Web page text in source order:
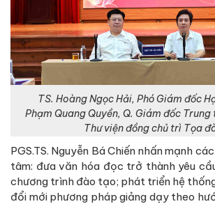
TS. Hoàng Ngọc Hải, Phó Giám đốc
Phạm Quang Quyền, Q. Giám đốc
Thư viện đồng chủ trì Tọa
PGS.TS. Nguyễn Bá Chiến nhấn mạnh
tâm: đưa văn hóa đọc trở thành yêu
chương trình đào tạo; phát triển hệ
đổi mới phương pháp giảng dạy theo